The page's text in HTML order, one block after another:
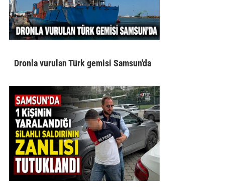
Dronla vurulan Türk gemisi Samsun'da